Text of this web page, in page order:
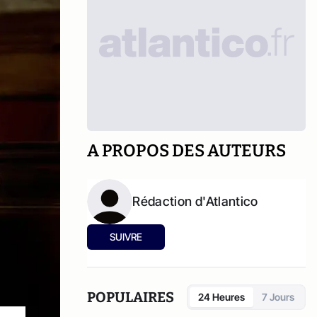
A PROPOS DES AUTEURS
Rédaction d'Atlantico
SUIVRE
POPULAIRES 24 Heures 7 Jours